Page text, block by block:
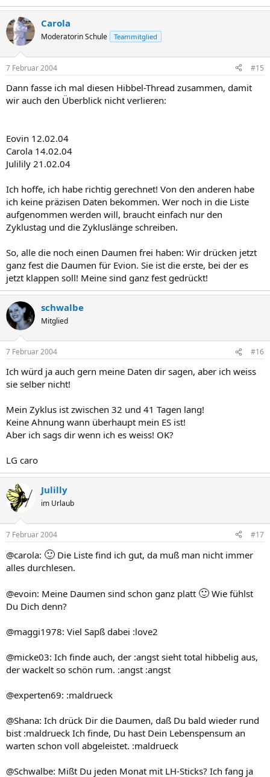
Carola
Moderatorin Schule Teammitglied
7 Februar 2004 #15
Dann fasse ich mal diesen Hibbel-Thread zusammen, damit
wir auch den Überblick nicht verlieren:
Eovin 12.02.04
Carola 14.02.04
Julilily 21.02.04
Ich hoffe, ich habe richtig gerechnet! Von den anderen habe
ich keine präzisen Daten bekommen. Wer noch in die Liste
aufgenommen werden will, braucht einfach nur den
Zyklustag und die Zykluslänge schreiben.
So, alle die noch einen Daumen frei haben: Wir drücken jetzt
ganz fest die Daumen für Evion. Sie ist die erste, bei der es
jetzt klappen soll! Meine sind ganz fest gedrückt!
schwalbe
Mitglied
7 Februar 2004 #16
Ich würd ja auch gern meine Daten dir sagen, aber ich weiss
sie selber nicht!
Mein Zyklus ist zwischen 32 und 41 Tagen lang!
Keine Ahnung wann überhaupt mein ES ist!
Aber ich sags dir wenn ich es weiss! OK?
LG caro
Julilly
im Urlaub
7 Februar 2004 #17
@carola: 🙂 Die Liste find ich gut, da muß man nicht immer
alles durchlesen.
@evoin: Meine Daumen sind schon ganz platt 🙂 Wie fühlst
Du Dich denn?
@maggi1978: Viel Sapß dabei :love2
@micke03: Ich finde auch, der :angst sieht total hibbelig aus,
der wackelt so schön rum. :angst :angst
@experten69: :maldrueck
@Shana: Ich drück Dir die Daumen, daß Du bald wieder rund
bist :maldrueck Ich finde, Du hast Dein Lebenspensum an
warten schon voll abgeleistet. :maldrueck
@Schwalbe: Mißt Du jeden Monat mit LH-Sticks? Ich fang ja